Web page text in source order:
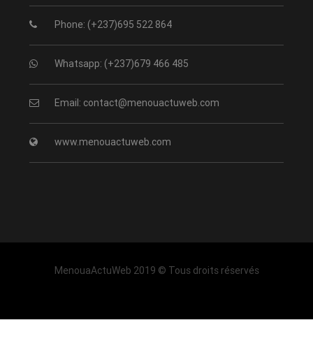
Phone: (+237)695 522 864
Whatsapp: (+237)679 466 485
Email: contact@menouactuweb.com
www.menouactuweb.com
MenouaActuWeb 2019 © Tous droits réservés